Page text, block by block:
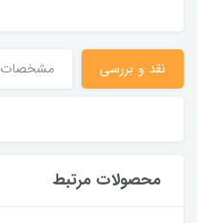
نقد و بررسی مشخصات
محصولات مرتبط